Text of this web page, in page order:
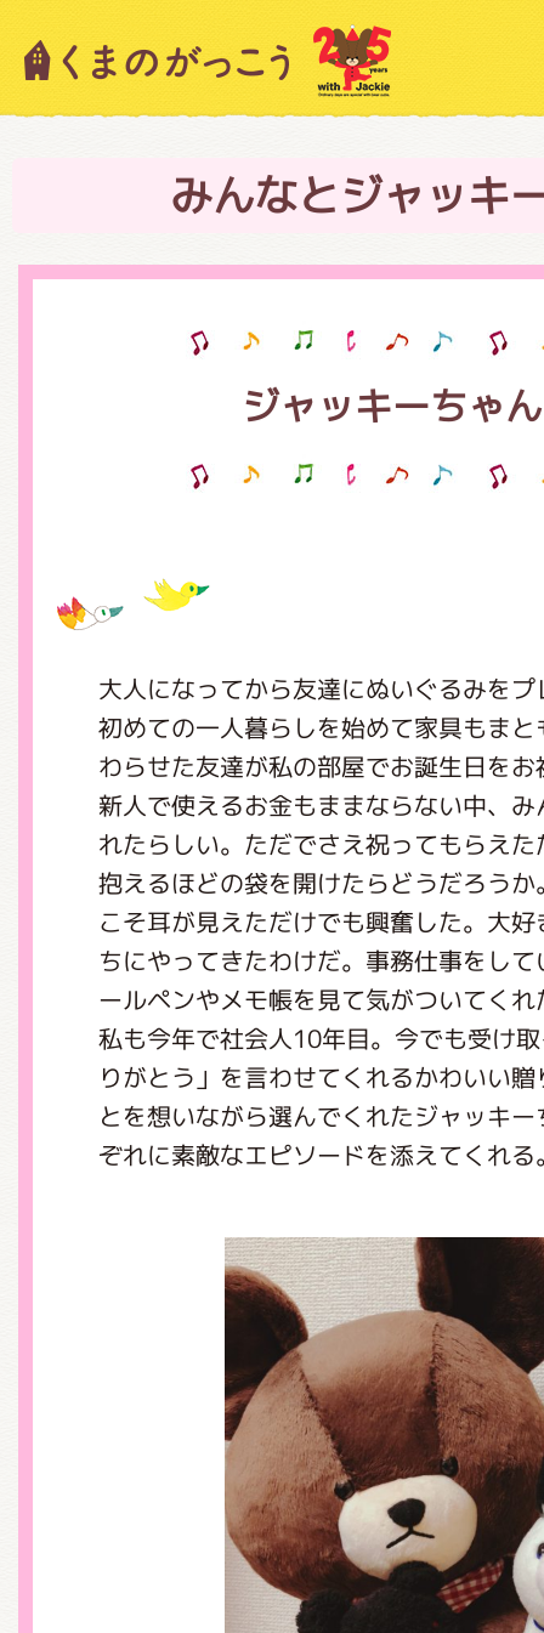
みんなとジャッキ
ジャッキーちゃ
大人になってから友達にぬいぐるみを
初めての一人暮らしを始めて家具もま
わらせた友達が私の部屋でお誕生日を
新人で使えるお金もままならない中、
れたらしい。ただでさえ祝ってもらえ
抱えるほどの袋を開けたらどうだろう
こそ耳が見えただけでも興奮した。大
ちにやってきたわけだ。事務仕事をし
ールペンやメモ帳を見て気がついてく
私も今年で社会人10年目。今でも受け
りがとう」を言わせてくれるかわいい
とを想いながら選んでくれたジャッキ
ぞれに素敵なエピソードを添えてくれる
キャラクター紹介
ニュース
絵本・作家紹介
ミュージカル・コンサート
おたのしみコンテンツ(クイズ・
チア ジャッキーズ！
くまのがっこう しょくいんしつ